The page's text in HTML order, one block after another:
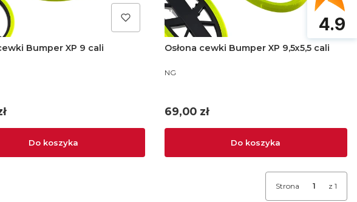
Bumper XP 9 cali
Do koszyka
Osłona cewki Bumper XP 9,5x5,5 cali
PRODUCENT
NG
Cena
69,00 zł
Do koszyka
Strona z 1
4.9